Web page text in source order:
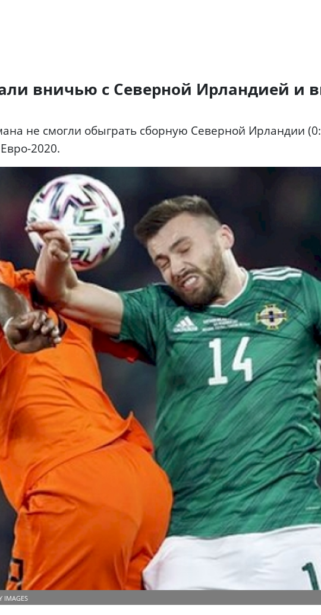
вничью с Северной Ирландией и
не смогли обыграть сборную Северной Ирландии
2020.